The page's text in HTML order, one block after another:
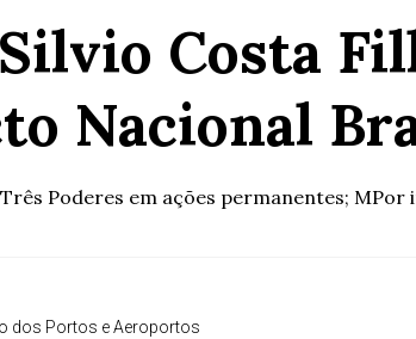
Costa
Nacional
Poderes em ações permanentes;
dos Portos e Aeroportos